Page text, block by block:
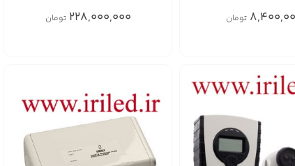
تومان 228,000,000 تومان